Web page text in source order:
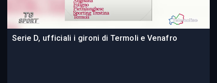
Serie D, ufficiali i gironi di Termoli e Venafro